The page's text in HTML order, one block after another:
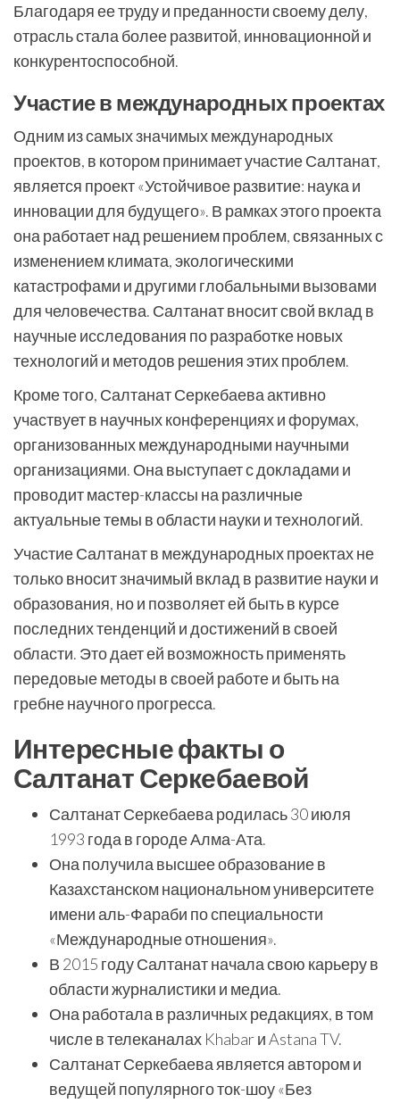
Благодаря ее труду и преданности своему делу,
отрасль стала более развитой, инновационной и
конкурентоспособной.
Участие в международных проектах
Одним из самых значимых международных
проектов, в котором принимает участие Салтанат,
является проект «Устойчивое развитие: наука и
инновации для будущего». В рамках этого проекта
она работает над решением проблем, связанных с
изменением климата, экологическими
катастрофами и другими глобальными вызовами
для человечества. Салтанат вносит свой вклад в
научные исследования по разработке новых
технологий и методов решения этих проблем.
Кроме того, Салтанат Серкебаева активно
участвует в научных конференциях и форумах,
организованных международными научными
организациями. Она выступает с докладами и
проводит мастер-классы на различные
актуальные темы в области науки и технологий.
Участие Салтанат в международных проектах не
только вносит значимый вклад в развитие науки и
образования, но и позволяет ей быть в курсе
последних тенденций и достижений в своей
области. Это дает ей возможность применять
передовые методы в своей работе и быть на
гребне научного прогресса.
Интересные факты о
Салтанат Серкебаевой
Салтанат Серкебаева родилась 30 июля
1993 года в городе Алма-Ата.
Она получила высшее образование в
Казахстанском национальном университете
имени аль-Фараби по специальности
«Международные отношения».
В 2015 году Салтанат начала свою карьеру в
области журналистики и медиа.
Она работала в различных редакциях, в том
числе в телеканалах Khabar и Astana TV.
Салтанат Серкебаева является автором и
ведущей популярного ток-шоу «Без